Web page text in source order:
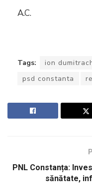
A.C.
Tags: ion
psd constanta
PNL Constanța:
sănătate,